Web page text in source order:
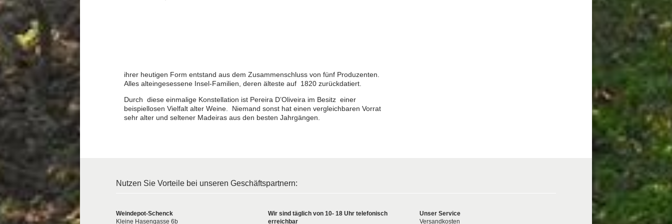
ihrer heutigen Form entstand aus dem Zusammenschluss von fünf Produzenten.
Alles alteingesessene Insel-Familien, deren älteste auf 1820 zurückdatiert.
Durch diese einmalige Konstellation ist Pereira D’Oliveira im Besitz einer
beispiellosen Vielfalt alter Weine. Niemand sonst hat einen vergleichbaren Vorrat
sehr alter und seltener Madeiras aus den besten Jahrgängen.
Nutzen Sie Vorteile bei unseren Geschäftspartnern:
Weindepot-Schenck
Kleine Hasengasse 6b
Wir sind täglich von 10- 18 Uhr telefonisch
erreichbar
Unser Service
Versandkosten